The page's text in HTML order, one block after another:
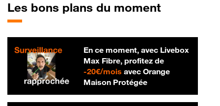
Les bons plans du moment
En ce moment, avec Livebox
Max Fibre, profitez de
-20€/mois20 € par mois
avec Orange
Maison Protégée